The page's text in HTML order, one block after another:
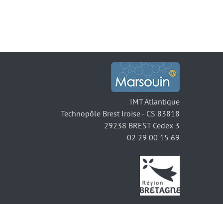
IMT Atlantique
Technopôle Brest Iroise - CS 83818
29238 BREST Cedex 3
02 29 00 15 69